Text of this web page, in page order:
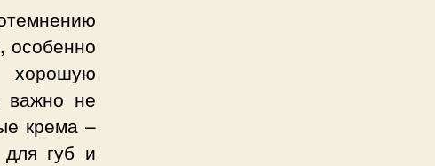
особенно
важно не
крема –
губ и